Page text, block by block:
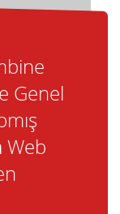
Genel
Web